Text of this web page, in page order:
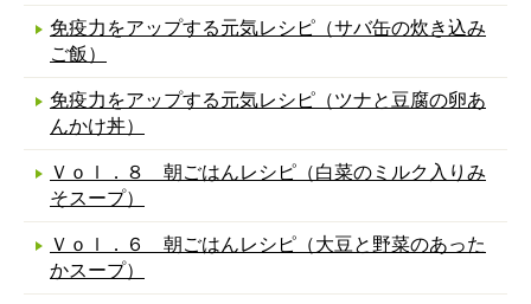
免疫力をアップする元気レシピ（サバ缶の炊き込み
ご飯）
免疫力をアップする元気レシピ（ツナと豆腐の卵あ
んかけ丼）
Ｖｏｌ．８ 朝ごはんレシピ（白菜のミルク入りみ
そスープ）
Ｖｏｌ．６ 朝ごはんレシピ（大豆と野菜のあった
かスープ）